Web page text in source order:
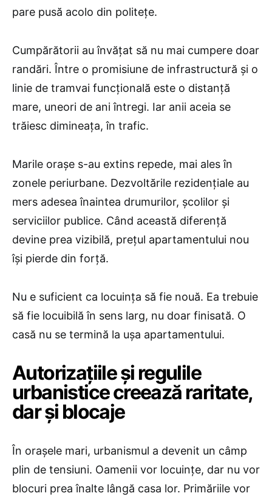
pare pusă acolo din politețe.
Cumpărătorii au învățat să nu mai cumpere doar
randări. Între o promisiune de infrastructură și o
linie de tramvai funcțională este o distanță
mare, uneori de ani întregi. Iar anii aceia se
trăiesc dimineața, în trafic.
Marile orașe s-au extins repede, mai ales în
zonele periurbane. Dezvoltările rezidențiale au
mers adesea înaintea drumurilor, școlilor și
serviciilor publice. Când această diferență
devine prea vizibilă, prețul apartamentului nou
își pierde din forță.
Nu e suficient ca locuința să fie nouă. Ea trebuie
să fie locuibilă în sens larg, nu doar finisată. O
casă nu se termină la ușa apartamentului.
Autorizațiile și regulile
urbanistice creează raritate,
dar și blocaje
În orașele mari, urbanismul a devenit un câmp
plin de tensiuni. Oamenii vor locuințe, dar nu vor
blocuri prea înalte lângă casa lor. Primăriile vor